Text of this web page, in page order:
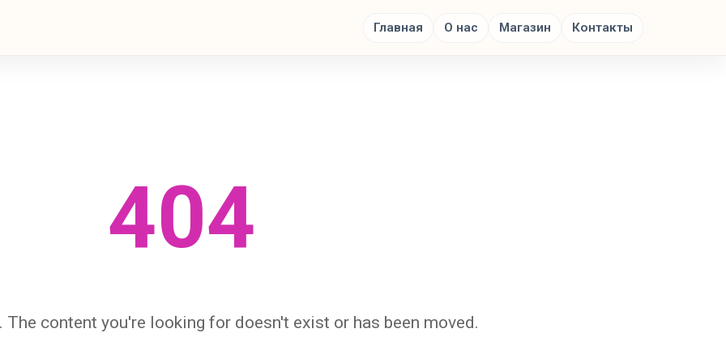
Главная О нас Магазин Контакты
404
The content you're looking for doesn't exist or has been moved.